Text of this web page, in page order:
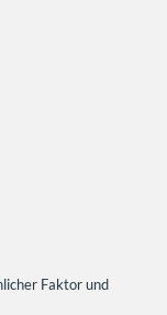
Faktor und